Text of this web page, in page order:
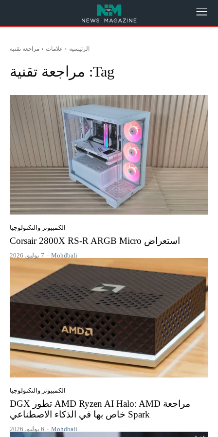
الرئيسية علامات مراجعة تقنية
Tag: مراجعة تقنية
الكمبيوتر والتكنولوجيا
استعراض Corsair 2800X RS-R ARGB Micro
Mohdbali
- 7 يوليو، 2026
الكمبيوتر والتكنولوجيا
مراجعة AMD Ryzen AI Halo: AMD تطور DGX
Spark خاص بها في الذكاء الاصطناعي
Mohdbali
- 6 يوليو، 2026